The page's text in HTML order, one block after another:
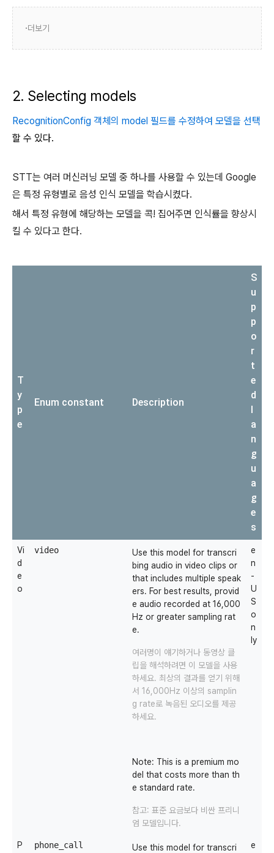
더보기
2. Selecting models
RecognitionConfig 객체의 model 필드를 수정하여 모델을 선택
할 수 있다.
STT는 여러 머신러닝 모델 중 하나를 사용할 수 있는데 Google
은 특정 유형별로 음성 인식 모델을 학습시켰다.
해서 특정 유형에 해당하는 모델을 콕! 집어주면 인식률을 향상시
킬 수 있다고 한다.
T
y
p
e
Enum constant Description
S
u
p
p
o
r
t
e
d
l
a
n
g
u
a
g
e
s
Vi
d
e
o
video
Use this model for transcri
bing audio in video clips or
that includes multiple speak
ers. For best results, provid
e audio recorded at 16,000
Hz or greater sampling rat
e.
여러명이 얘기하거나 동영상 클
립을 해석하려면 이 모델을 사용
하세요. 최상의 결과를 얻기 위해
서 16,000Hz 이상의 samplin
g rate로 녹음된 오디오를 제공
하세요.
Note: This is a premium mo
del that costs more than th
e standard rate.
참고: 표준 요금보다 비싼 프리니
엄 모델입니다.
e
n
-
U
S
o
n
ly
P phone_call Use this model for transcri e